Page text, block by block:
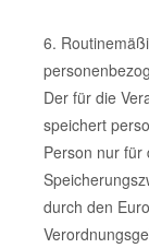
6.
Der für die
speichert
Person nur
durch den